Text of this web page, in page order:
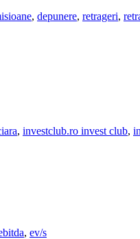
, depunere, retrageri,
, investclub.ro invest club,
, ev/s